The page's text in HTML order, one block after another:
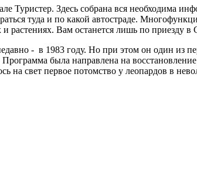
Туристер. Здесь собрана вся необходима
туда и по какой автостраде.
Вам останется лишь по приезду в
- в 1983 году. Но при этом он один из
была направлена на
на свет первое потомство у леопардов в